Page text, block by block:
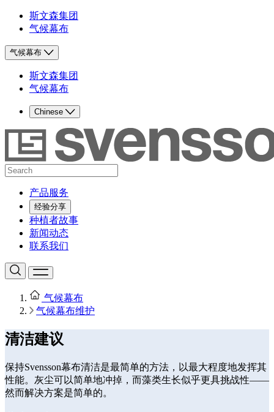
斯文森集团
气候幕布
气候幕布
斯文森集团
气候幕布
Chinese
产品服务
经验分享
种植者故事
新闻动态
联系我们
气候幕布
气候幕布维护
清洁建议
保持Svensson幕布清洁是最简单的方法，以最大程度地发挥其
性能。灰尘可以简单地冲掉，而藻类生长似乎更具挑战性——
然而解决方案是简单的。